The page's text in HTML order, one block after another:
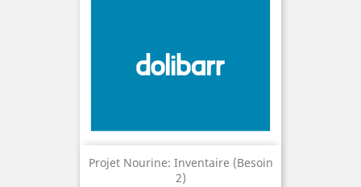
Projet Nourine: Inventaire (Besoin
2)